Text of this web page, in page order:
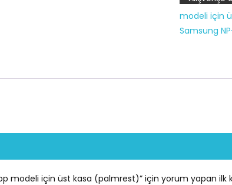
R620
laptop
modeli
kasa
modeli için
Samsung
modeli için üst kasa (palmrest)” için yorum yapan ilk